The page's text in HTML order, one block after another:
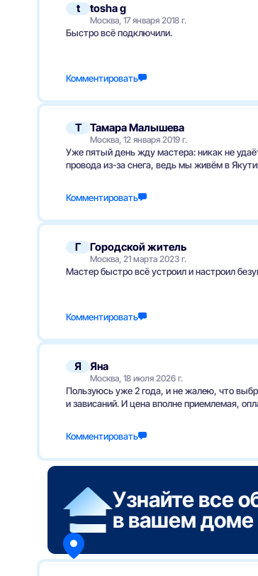
t tosha g
Москва, 17 января 2018 г.
Быстро всё подключили.
Комментировать
Т Тамара Малышева
Москва, 12 января 2019 г.
Уже пятый день жду мастера: никак не
провода из-за снега, ведь мы живём в
Комментировать
Г Городской житель
Москва, 21 марта 2023 г.
Мастер быстро всё устроил и настроил
Комментировать
Я Яна
Москва, 18 июля 2026 г.
Пользуюсь уже 2 года, и не жалею, что
и зависаний. И цена вполне приемлемая,
Комментировать
Узнайте все
в вашем доме